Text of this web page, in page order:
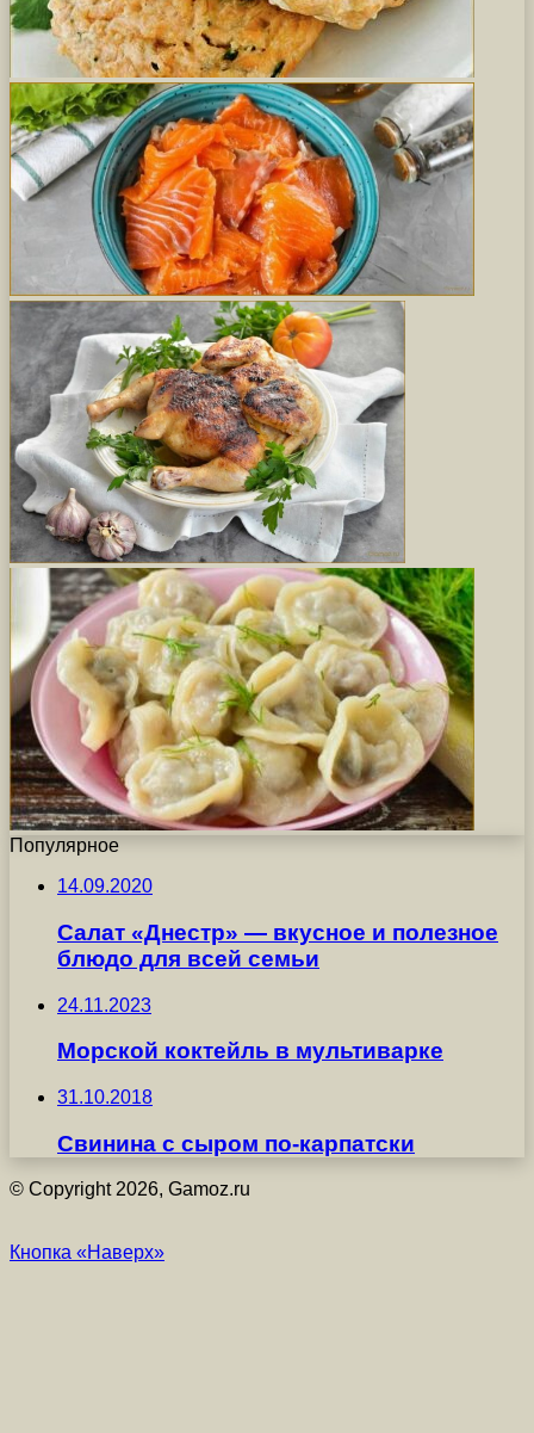
Популярное
14.09.2020
Салат «Днестр» — вкусное и полезное
блюдо для всей семьи
24.11.2023
Морской коктейль в мультиварке
31.10.2018
Свинина с сыром по-карпатски
© Copyright 2026, Gamoz.ru
Кнопка «Наверх»